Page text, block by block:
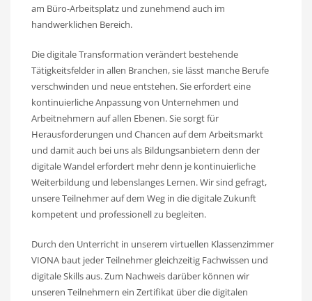
am Büro-Arbeitsplatz und zunehmend auch im
handwerklichen Bereich.
Die digitale Transformation verändert bestehende
Tätigkeitsfelder in allen Branchen, sie lässt manche Berufe
verschwinden und neue entstehen. Sie erfordert eine
kontinuierliche Anpassung von Unternehmen und
Arbeitnehmern auf allen Ebenen. Sie sorgt für
Herausforderungen und Chancen auf dem Arbeitsmarkt
und damit auch bei uns als Bildungsanbietern denn der
digitale Wandel erfordert mehr denn je kontinuierliche
Weiterbildung und lebenslanges Lernen. Wir sind gefragt,
unsere Teilnehmer auf dem Weg in die digitale Zukunft
kompetent und professionell zu begleiten.
Durch den Unterricht in unserem virtuellen Klassenzimmer
VIONA baut jeder Teilnehmer gleichzeitig Fachwissen und
digitale Skills aus. Zum Nachweis darüber können wir
unseren Teilnehmern ein Zertifikat über die digitalen